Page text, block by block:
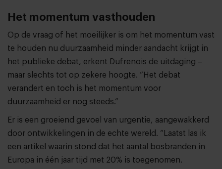
Het momentum vasthouden
Op de vraag of het moeilijker is om het momentum vast
te houden nu duurzaamheid minder aandacht krijgt in
het publieke debat, erkent Dufrenois de uitdaging –
maar slechts tot op zekere hoogte. “Het debat
verandert en toch is het momentum voor
duurzaamheid er nog steeds.”
Er is een groeiend gevoel van urgentie, aangewakkerd
door ontwikkelingen in de echte wereld. “Laatst las ik
een artikel waarin stond dat het aantal bosbranden in
Europa in één jaar tijd met 20% is toegenomen.